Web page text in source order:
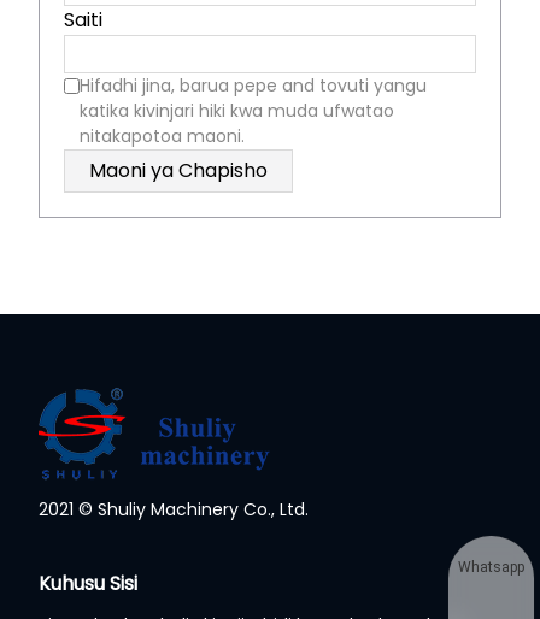
Saiti
Hifadhi jina, barua pepe and tovuti yangu
katika kivinjari hiki kwa muda ufwatao
nitakapotoa maoni.
2021 © Shuliy Machinery Co., Ltd.
Kuhusu Sisi
Whatsapp